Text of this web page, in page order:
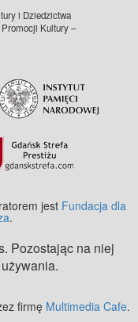
i Dziedzictwa
Promocji Kultury –
jest Fundacja dla
.
Pozostając na niej
firmę Multimedia Cafe.